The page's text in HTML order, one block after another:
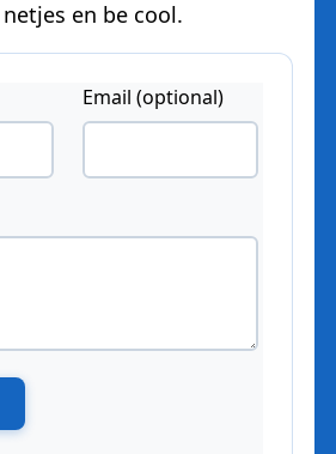
en be cool.